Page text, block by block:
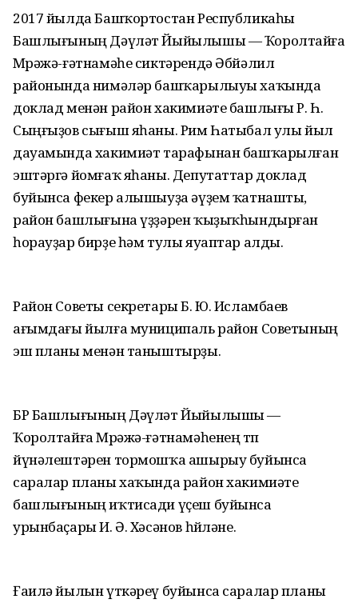
2017 йылда Башҡортостан Республикаһы
Башлығының Дәүләт Йыйылышы — Ҡоролтайға
Мөрәжә-ғәтнамәһе сиктәрендә Әбйәлил
районында нимәләр башҡарылыуы хаҡында
доклад менән район хакимиәте башлығы Р. Һ.
Сыңғыҙов сығыш яһаны. Рим Һатыбал улы йыл
дауамында хакимиәт тарафынан башҡарылған
эштәргә йомғаҡ яһаны. Депутаттар доклад
буйынса фекер алышыуҙа әүҙем ҡатнашты,
район башлығына үҙҙәрен ҡыҙыҡһындырған
һорауҙар бирҙе һәм тулы яуаптар алды.
Район Советы секретары Б. Ю. Исламбаев
ағымдағы йылға муниципаль район Советының
эш планы менән таныштырҙы.
БР Башлығының Дәүләт Йыйылышы —
Ҡоролтайға Мөрәжә-ғәтнамәһенең төп
йүнәлештәрен тормошҡа ашырыу буйынса
саралар планы хаҡында район хакимиәте
башлығының иҡтисади үҫеш буйынса
урынбаҫары И. Ә. Хәсәнов һөйләне.
Ғаилә йылын үткәреү буйынса саралар планы